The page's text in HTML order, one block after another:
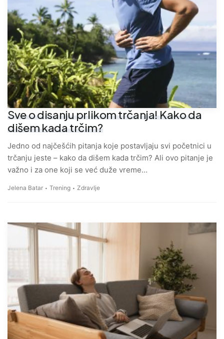
Sve o disanju prlikom trčanja! Kako da
dišem kada trčim?
Jedno od najčešćih pitanja koje postavljaju svi početnici u
trčanju jeste – kako da dišem kada trčim? Ali ovo pitanje je
važno i za one koji se već duže vreme…
Jelena Batar Trening Zdravlje